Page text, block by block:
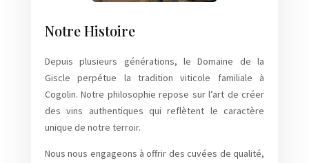
Notre Histoire
Depuis plusieurs générations, le Domaine de la
Giscle perpétue la tradition viticole familiale à
Cogolin. Notre philosophie repose sur l’art de créer
des vins authentiques qui reflètent le caractère
unique de notre terroir.
Nous nous engageons à offrir des cuvées de qualité,